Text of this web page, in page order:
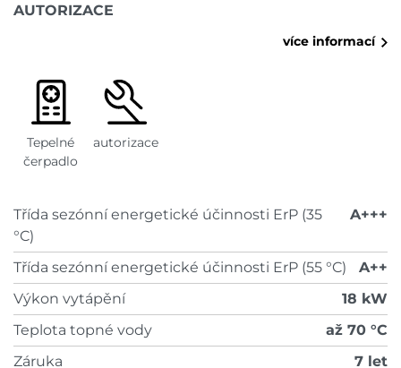
Tepelné
čerpadlo
autorizace
AUTORIZACE
více informací
Třída sezónní energetické účinnosti ErP (35
°C)
A+++
Třída sezónní energetické účinnosti ErP (55 °C)
A++
Výkon vytápění
18 kW
Teplota topné vody
až 70 °C
Záruka
7 let